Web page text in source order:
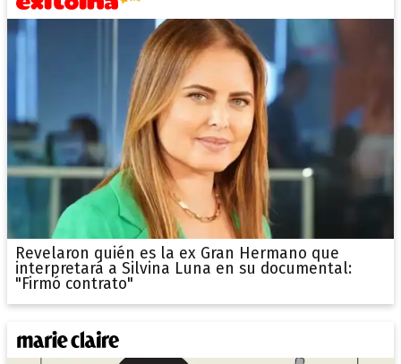
Revelaron quién es la ex Gran Hermano que
interpretará a Silvina Luna en su documental:
"Firmó contrato"